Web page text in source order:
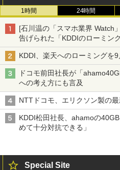
1時間 24時間
[石川温の「スマホ業界 Watch
告げられた「KDDIのローミン
穴と楽天モバイルの課題
KDDI、楽天へのローミングを9
ドコモ前田社長が「
への考え方にも言及
NTTドコモ、エリクソン製の
KDDI松田社長、ahamoの
めて十分対抗できる」
Special Site